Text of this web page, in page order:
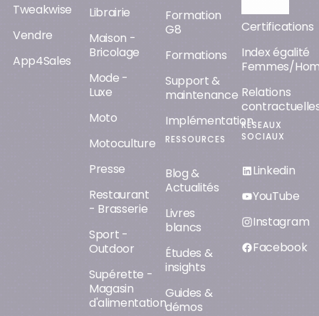
Tweakwise
Vendre
App4Sales
Librairie
Maison -
Bricolage
Mode -
Luxe
Moto
Motoculture
Presse
Restaurant
- Brasserie
Sport -
Outdoor
Supérette -
Magasin
d'alimentation
Formation
G8
Formations
Support &
maintenance
Implémentation
RESSOURCES
Blog &
Actualités
Livres
blancs
Études &
insights
Guides &
démos
Certifications
Index égalité
Femmes/
Relations
RÉSEAUX
SOCIAUX
Linkedin
YouTube
Instagram
Facebook